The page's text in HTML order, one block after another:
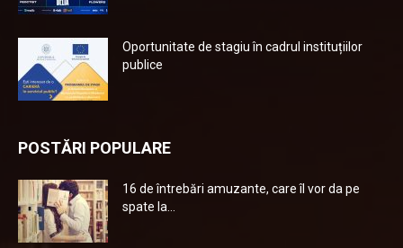
Oportunitate de stagiu în cadrul instituțiilor
publice
POSTĂRI POPULARE
16 de întrebări amuzante, care îl vor da pe
spate la...